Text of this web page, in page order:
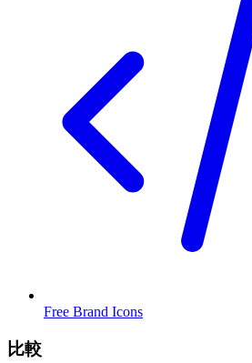
Free Brand Icons
比較